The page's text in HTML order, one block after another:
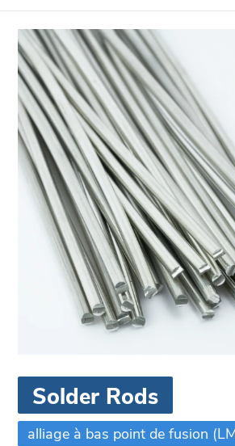
Solder Rods
alliage à bas point de fusion